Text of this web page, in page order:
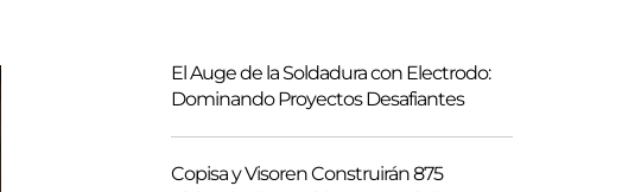
a
El Auge de la Soldadura con Electrodo:
Dominando Proyectos Desafiantes
Copisa y Visoren Construirán 875